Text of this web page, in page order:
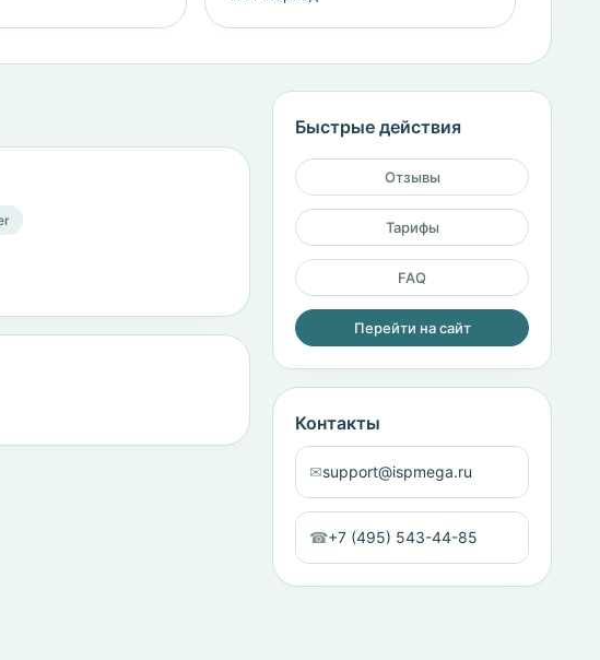
Быстрые действия
Отзывы
Тарифы
FAQ
Перейти на сайт
Контакты
✉support@ispmega.ru
☎+7 (495) 543-44-85